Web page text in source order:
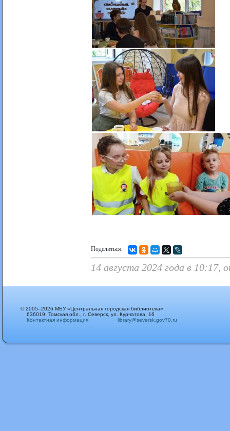
Поделиться:
14 августа 2024 года в 10:17,
© 2005–2026 МБУ «Центральная городская библиотека»
636019, Томская обл., г. Северск, ул. Курчатова, 16
Контактная информация
library@seversk.gov70.ru